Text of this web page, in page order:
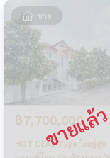
ขาย
฿7,700,000
HOT DEAL Type ใหญ่สุด